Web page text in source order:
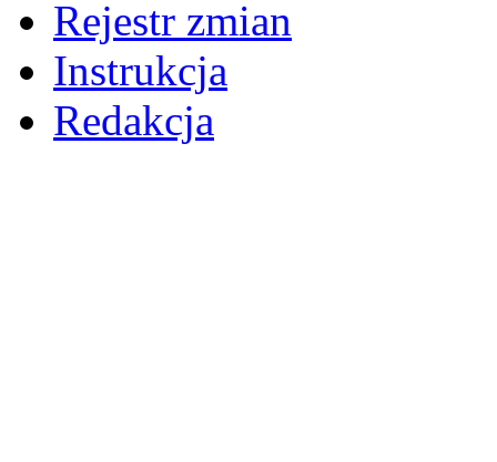
Rejestr zmian
Instrukcja
Redakcja